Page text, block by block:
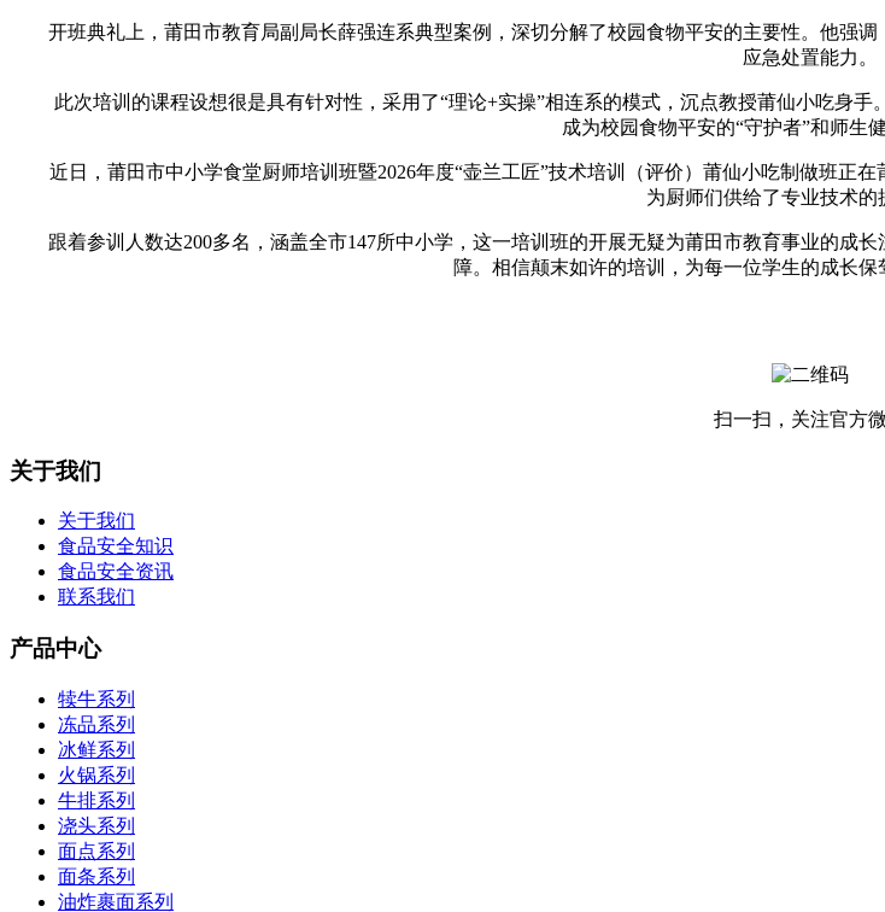
开班典礼上，莆田市教育局副局长薛强连系典型案例，深切分解了校园食物平安的主要性。他强
应急处置能力。
此次培训的课程设想很是具有针对性，采用了“理论+实操”相连系的模式，沉点教授莆仙小吃身手
成为校园食物平安的“守护者”和师生
近日，莆田市中小学食堂厨师培训班暨2026年度“壶兰工匠”技术培训（评价）莆仙小吃制做班正
为厨师们供给了专业技术的
跟着参训人数达200多名，涵盖全市147所中小学，这一培训班的开展无疑为莆田市教育事业的成
障。相信颠末如许的培训，为每一位学生的成长保
扫一扫，关注官方
关于我们
关于我们
食品安全知识
食品安全资讯
联系我们
产品中心
犊牛系列
冻品系列
冰鲜系列
火锅系列
牛排系列
浇头系列
面点系列
面条系列
油炸裹面系列